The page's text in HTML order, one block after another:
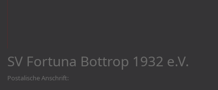
SV Fortuna Bottrop 1932 e.V.
Postalische Anschrift: